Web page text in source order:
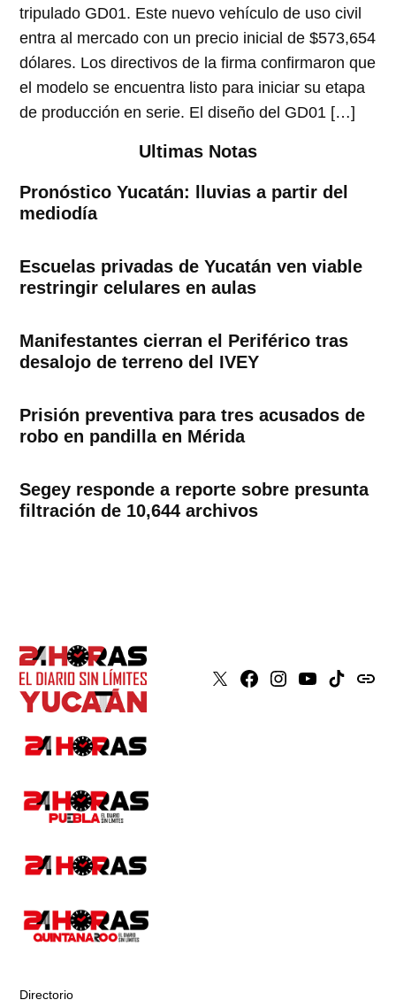
tripulado GD01. Este nuevo vehículo de uso civil
entra al mercado con un precio inicial de $573,654
dólares. Los directivos de la firma confirmaron que
el modelo se encuentra listo para iniciar su etapa
de producción en serie. El diseño del GD01 […]
Ultimas Notas
Pronóstico Yucatán: lluvias a partir del
mediodía
Escuelas privadas de Yucatán ven viable
restringir celulares en aulas
Manifestantes cierran el Periférico tras
desalojo de terreno del IVEY
Prisión preventiva para tres acusados de
robo en pandilla en Mérida
Segey responde a reporte sobre presunta
filtración de 10,644 archivos
X Faceboook
Instagram
YoutubeTiktokissuu
Directorio